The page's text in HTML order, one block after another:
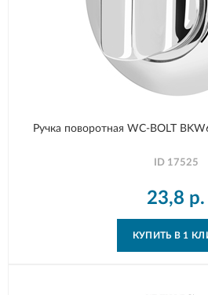
Ручка поворотная WC-BOLT
ID 17525
23,8 р.
КУПИТЬ В 1